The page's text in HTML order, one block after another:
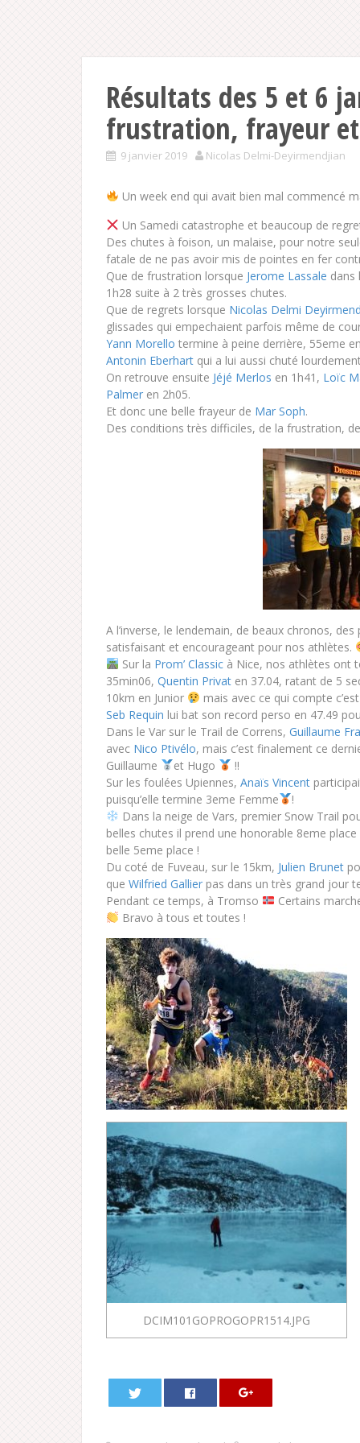
Résultats des 5 et 6
frustration, frayeur
9 janvier 2019 Nicolas Delmi-Deyirmendjian
Un week end qui avait bien mal commencé
Un Samedi catastrophe et beaucoup de
Des chutes à foison, un malaise, pour notre
fatale de ne pas avoir mis de pointes en fer
Que de frustration lorsque Jerome Lassale dans
1h28 suite à 2 très grosses chutes.
Que de regrets lorsque Nicolas Delmi
glissades qui empechaient parfois même de
Yann Morello termine à peine derrière, 55eme
Antonin Eberhart qui a lui aussi chuté
On retrouve ensuite Jéjé Merlos en 1h41, Loïc
Palmer en 2h05.
Et donc une belle frayeur de Mar Soph.
Des conditions très difficiles, de la frustration,
A l’inverse, le lendemain, de beaux chronos,
satisfaisant et encourageant pour nos athlètes.
Sur la Prom’ Classicà Nice, nos athlètes ont
35min06, Quentin Privat en 37.04, ratant de 5
10km en Junior
mais avec ce qui compte
Seb Requin lui bat son record perso en 47.49
Dans le Var sur le Trail de Correns, Guillaume
avec Nico Ptivélo, mais c’est finalement ce
Guillaume
et Hugo
!!
Sur les foulées Upiennes, Anaïs Vincent
puisqu’elle termine 3eme Femme
!
Dans la neige de Vars, premier Snow Trail
belles chutes il prend une honorable 8eme
belle 5eme place !
Du coté de Fuveau, sur le 15km, Julien Brunet
que Wilfried Gallier pas dans un très grand jour
Pendant ce temps, à Tromso
Certains
Bravo à tous et toutes !
DCIM101GOPROGOPR1514.JPG